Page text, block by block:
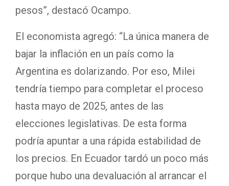
pesos”, destacó Ocampo.
El economista agregó: “La única manera de
bajar la inflación en un país como la
Argentina es dolarizando. Por eso, Milei
tendría tiempo para completar el proceso
hasta mayo de 2025, antes de las
elecciones legislativas. De esta forma
podría apuntar a una rápida estabilidad de
los precios. En Ecuador tardó un poco más
porque hubo una devaluación al arrancar el